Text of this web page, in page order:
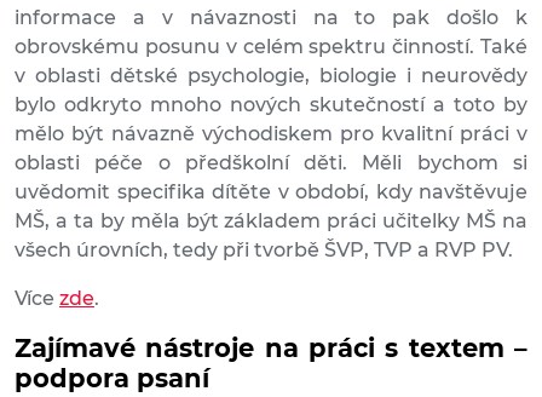
informace a v návaznosti na to pak došlo k
obrovskému posunu v celém spektru činností. Také
v oblasti dětské psychologie, biologie i neurovědy
bylo odkryto mnoho nových skutečností a toto by
mělo být návazně východiskem pro kvalitní práci v
oblasti péče o předškolní děti. Měli bychom si
uvědomit specifika dítěte v období, kdy navštěvuje
MŠ, a ta by měla být základem práci učitelky MŠ na
všech úrovních, tedy při tvorbě ŠVP, TVP a RVP PV.
Více zde.
Zajímavé nástroje na práci s textem –
podpora psaní